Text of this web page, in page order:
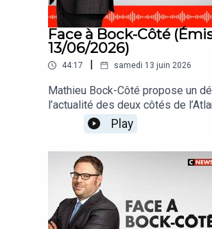
Face à Bock-Côté
13/06/2026)
44:17 | samedi 13 juin 2026
Mathieu Bock-Côté propose un
l’actualité des deux côtés de
#FaceABockCote
Play